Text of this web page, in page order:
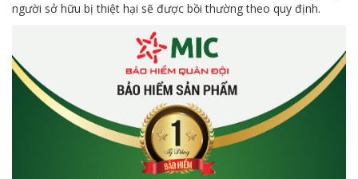
người sở hữu bị thiệt hại sẽ được bồi thường theo quy định.